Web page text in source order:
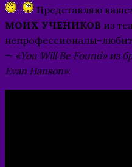
Представляю
МОИХ УЧЕНИКОВ из
непрофессионалы-
— «You Will Be Found» из
Evan Hanson»: